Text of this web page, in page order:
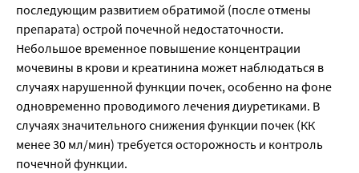
последующим развитием обратимой (после отмены
препарата) острой почечной недостаточности.
Небольшое временное повышение концентрации
мочевины в крови и креатинина может наблюдаться в
случаях нарушенной функции почек, особенно на фоне
одновременно проводимого лечения диуретиками. В
случаях значительного снижения функции почек (КК
менее 30 мл/мин) требуется осторожность и контроль
почечной функции.